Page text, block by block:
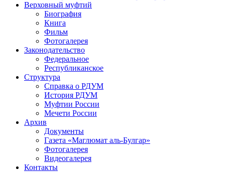
Верховный муфтий
Биография
Книга
Фильм
Фотогалерея
Законодательство
Федеральное
Республиканское
Структура
Справка о РДУМ
История РДУМ
Муфтии России
Мечети России
Архив
Документы
Газета «Маглюмат аль-Булгар»
Фотогалерея
Видеогалерея
Контакты